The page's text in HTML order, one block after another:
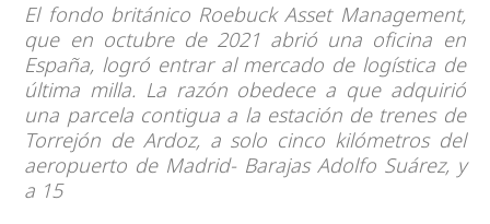
El fondo británico Roebuck Asset Management,
que en octubre de 2021 abrió una oficina en
España, logró entrar al mercado de logística de
última milla. La razón obedece a que adquirió
una parcela contigua a la estación de trenes de
Torrejón de Ardoz, a solo cinco kilómetros del
aeropuerto de Madrid- Barajas Adolfo Suárez, y
a 15